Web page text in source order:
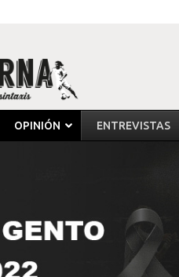
OPINIÓN ENTREVISTAS